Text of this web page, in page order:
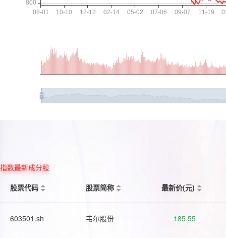
指数最新成分股
股票代码
股票简称 最新价(元)
603501.sh 韦尔股份 185.55